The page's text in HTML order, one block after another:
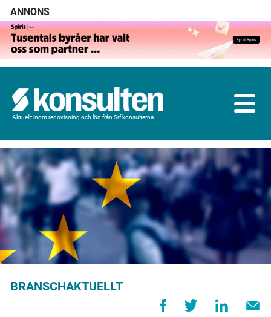
ANNONS
Aktuellt inom redovisning och lön från Srf konsulterna
BRANSCHAKTUELLT